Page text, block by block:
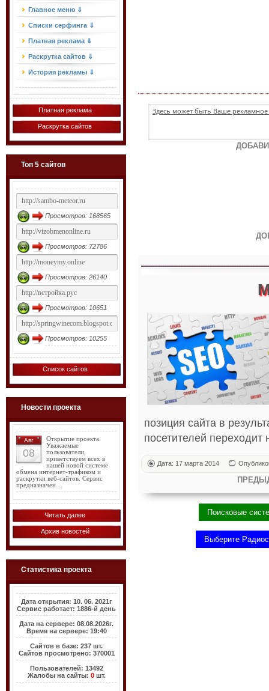
Главное меню ⇓
Списки серфинга ⇓
Платная реклама ⇓
Раскрутка сайтов ⇓
История рекламы ⇓
Платная реклама
Раскрутка сайтов
Топ 5 сайтов
Просмотров: 168565
Просмотров: 72786
Просмотров: 26140
Просмотров: 10651
Просмотров: 10255
Список сайтов
Новости проекта
Авг
08
Открытие проекта.
Уважаемые
пользователи,
приветствуем всех в
нашей новой системе
обмена интернет-трафиком и
раскрутки веб-сайтов. Сервис
предназначен…
Читать далее
Архив новостей
Статистика проекта
Дата открытия: 10. 06. 2021г
Сервис работает: 1886-й день
Дата на сервере: 08.08.2026г.
Время на сервере: 19:40
Сайтов в базе: 237 шт.
Сайтов просмотрено: 370001
Пользователей: 13492
Жалобы на сайты: 0шт.
Здесь может быть Ваше
позиция сайта в
посетителей переходит
Дата: 17 марта 2014